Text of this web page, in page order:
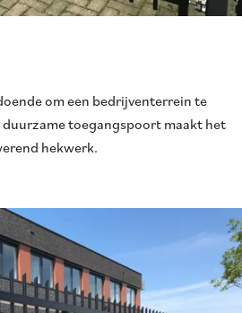
om een bedrijventerrein te
duurzame toegangspoort maakt het
hekwerk.